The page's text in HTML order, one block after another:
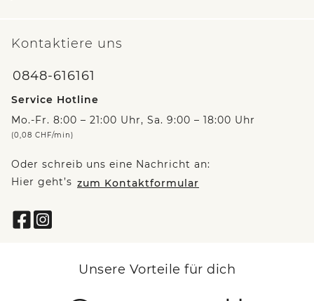
Kontaktiere uns
0848-616161
Service Hotline
Mo.-Fr. 8:00 – 21:00 Uhr, Sa. 9:00 – 18:00 Uhr
(0,08 CHF/min)
Oder schreib uns eine Nachricht an:
Hier geht’s zum Kontaktformular
Unsere Vorteile für dich